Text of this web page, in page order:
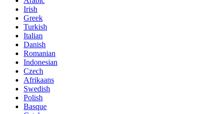
Irish
Greek
Turkish
Italian
Danish
Romanian
Indonesian
Czech
Afrikaans
Swedish
Polish
Basque